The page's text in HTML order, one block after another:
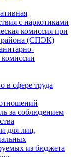
с наркотиками
комиссия при
района (СПЭК)
комиссии
в сфере труда
за соблюдением
для лиц,
из бюджета